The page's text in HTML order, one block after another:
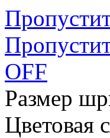
OFF
Размер
Цветовая